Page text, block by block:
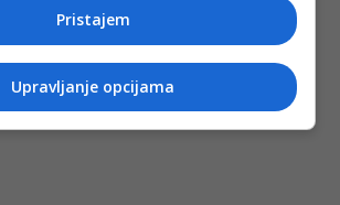
Pristajem
Upravljanje opcijama